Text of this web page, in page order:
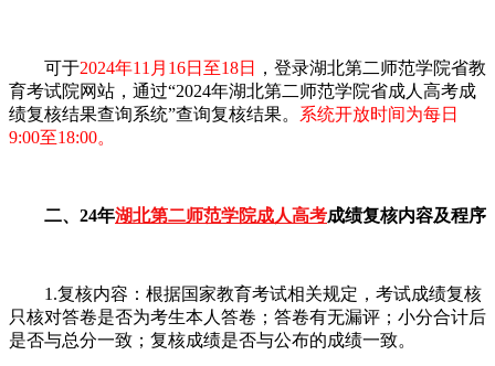
可于2024年11月16日至18日
，登录湖北第二师范学院省教
育考试院网站，通过“2024年湖北第二师范学院省成人高考成
绩复核结果查询系统”查询复核结果。 系统开放时间为每日
9:00至18:00。
二、24年湖北第二师范学院成人高考成绩复核内容及程序
1.复核内容：根据国家教育考试相关规定，考试成绩复核
只核对答卷是否为考生本人答卷；答卷有无漏评；小分合计后
是否与总分一致；复核成绩是否与公布的成绩一致。